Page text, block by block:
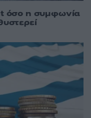
όσο η συμφωνία